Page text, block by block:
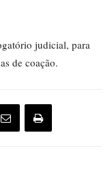
judicial, para
de coação.